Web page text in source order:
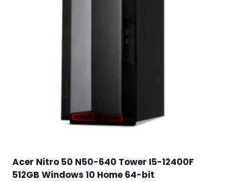
Acer Nitro 50 N50-640 Tower I5-12400F
512GB Windows 10 Home 64-bit